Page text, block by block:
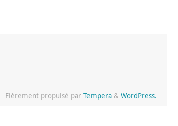
Fièrement propulsé par Tempera & WordPress.